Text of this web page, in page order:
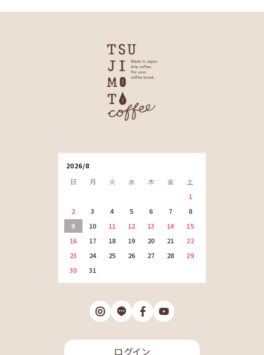
2026/8
日
月 火 水 木 金
土
1
2
3 4 5 6 7
8
9
10 11 12 13 14
15
16
17 18 19 20 21
22
23
24 25 26 27 28
29
30
31
ログイン